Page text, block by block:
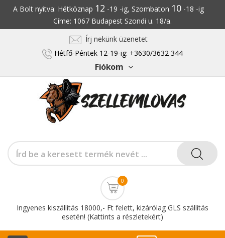
A Bolt nyitva: Hétköznap 12 -19 -ig, Szombaton 10 -18 -ig
Címe: 1067 Budapest Szondi u. 18/a.
Írj nekünk üzenetet
Hétfő-Péntek 12-19-ig: +3630/3632 344
Fiókom
0
Ingyenes kiszállítás 18000,- Ft felett, kizárólag GLS szállítás
esetén! (Kattints a részletekért)